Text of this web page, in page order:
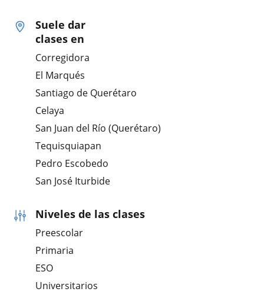
Suele dar
clases en
Corregidora
El Marqués
Santiago de Querétaro
Celaya
San Juan del Río (Querétaro)
Tequisquiapan
Pedro Escobedo
San José Iturbide
Niveles de las clases
Preescolar
Primaria
ESO
Universitarios